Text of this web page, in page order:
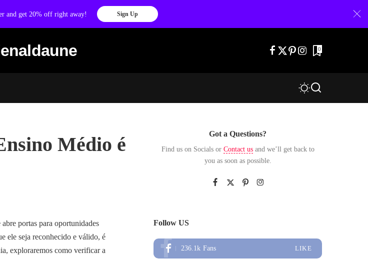
and get 20% off right away! Sign Up
0
Médio é
portas para oportunidades
ele seja reconhecido e válido, é
exploraremos como verificar a
Got a Questions?
Find us on Socials or Contact usand we’ll get back to
you as soon as possible.
Follow US
236.1k Fans LIKE